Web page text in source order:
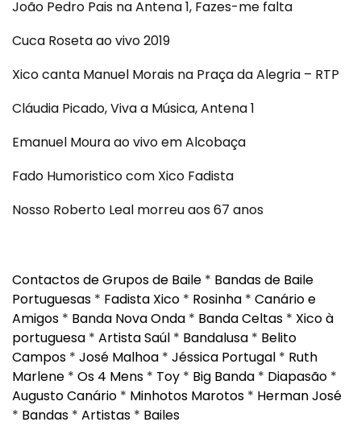
João Pedro Pais na Antena 1, Fazes-me falta
Cuca Roseta ao vivo 2019
Xico canta Manuel Morais na Praça da Alegria – RTP
Cláudia Picado, Viva a Música, Antena 1
Emanuel Moura ao vivo em Alcobaça
Fado Humoristico com Xico Fadista
Nosso Roberto Leal morreu aos 67 anos
Contactos de Grupos de Baile * Bandas de Baile
Portuguesas * Fadista Xico * Rosinha * Canário e
Amigos * Banda Nova Onda * Banda Celtas * Xico à
portuguesa * Artista Saúl * Bandalusa * Belito
Campos * José Malhoa * Jéssica Portugal * Ruth
Marlene * Os 4 Mens * Toy * Big Banda * Diapasão *
Augusto Canário * Minhotos Marotos * Herman José
* Bandas * Artistas * Bailes